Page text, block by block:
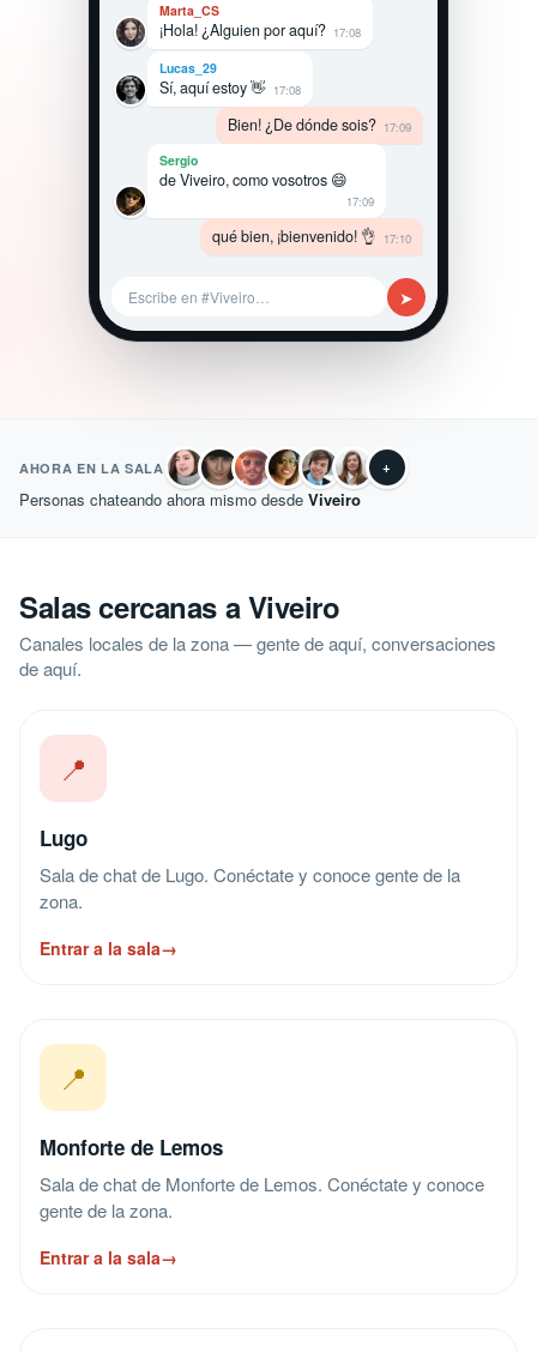
Marta_CS
¡Hola! ¿Alguien por aquí? 17:08
Lucas_29
Sí, aquí estoy 👋 17:08
Bien! ¿De dónde sois? 17:09
Sergio
de Viveiro, como vosotros 😄
17:09
qué bien, ¡bienvenido! 👌 17:10
Escribe en #Viveiro… ➤
AHORA EN LA SALA +
Personas chateando ahora mismo desde Viveiro
Salas cercanas a Viveiro
Canales locales de la zona — gente de aquí, conversaciones
de aquí.
📍
Lugo
Sala de chat de Lugo. Conéctate y conoce gente de la
zona.
Entrar a la sala→
📍
Monforte de Lemos
Sala de chat de Monforte de Lemos. Conéctate y conoce
gente de la zona.
Entrar a la sala→